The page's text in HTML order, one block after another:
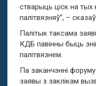
стварыць ціск на тых
палітвязняў”, –
Палітык таксама
КДБ павінны быць
палітвязнем.
Па заканчэнні форуму
заявы з заклікам